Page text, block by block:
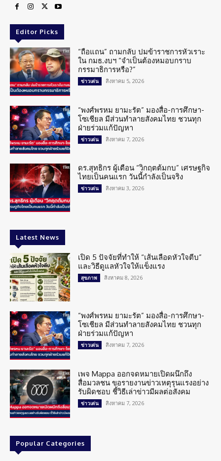
Editor Picks
“ถือแถน” ถามกลับ ปมข้าราชการหัวเราะ
ใน กมธ.งบฯ “จำเป็นต้องหมอบกราบ
กรรมาธิการหรือ?”
ข่าวเด่น สิงหาคม 5, 2026
“พงศ์พรหม ยามะรัต” มองสื่อ-การศึกษา-
โซเชียล มีส่วนทำลายสังคมไทย ชวนทุก
ฝ่ายร่วมแก้ปัญหา
ข่าวเด่น สิงหาคม 7, 2026
ดร.สุทธิกร ผู้เตือน “วิกฤตต้มกบ” เศรษฐกิจ
ไทยเป็นคนแรก วันนี้กำลังเป็นจริง
ข่าวเด่น สิงหาคม 3, 2026
Latest News
เปิด 5 ปัจจัยที่ทำให้ “เส้นเลือดหัวใจตีบ”
และวิธีดูแลหัวใจให้แข็งแรง
สุขภาพ สิงหาคม 8, 2026
“พงศ์พรหม ยามะรัต” มองสื่อ-การศึกษา-
โซเชียล มีส่วนทำลายสังคมไทย ชวนทุก
ฝ่ายร่วมแก้ปัญหา
ข่าวเด่น สิงหาคม 7, 2026
เพจ Mappa ออกจดหมายเปิดผนึกถึง
สื่อมวลชน ขอรายงานข่าวเหตุรุนแรงอย่าง
รับผิดชอบ ชี้วิธีเล่าข่าวมีผลต่อสังคม
ข่าวเด่น สิงหาคม 7, 2026
Popular Categories